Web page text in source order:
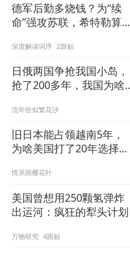
德军后勤多烧钱？为“续
命”强攻苏联，希特勒算错
深度解读词序 2跟贴
日俄两国争抢我国小岛，
抢了200多年，我国为啥
流年恰似繁花汐
旧日本能占领越南5年，
为啥美国打了20年选择撤
情系雨樱花叶
美国曾想用250颗氢弹炸
出运河：疯狂的犁头计划
万物研究 4跟贴